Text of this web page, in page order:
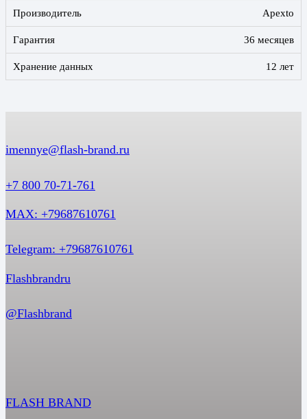
Производитель Apexto
Гарантия 36 месяцев
Хранение данных 12 лет
imennye@flash-brand.ru
+7 800 70-71-761
MAX: +79687610761
Telegram: +79687610761
Flashbrandru
@Flashbrand
FLASH BRAND